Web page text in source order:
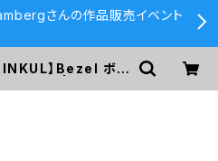
さんの作品販売イベント
】Bezel ボー